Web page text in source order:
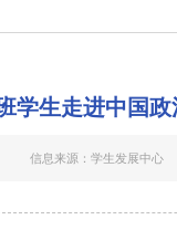
学生走进中国
信息来源：学生发展中心